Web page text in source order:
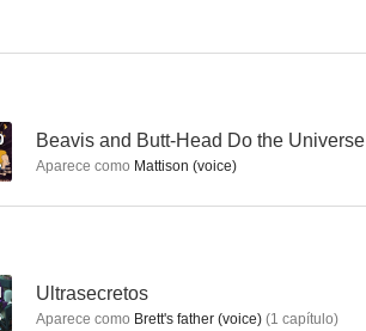
The Closer
Beavis and Butt-Head Do the Universe
Aparece como Mattison (voice)
Ultrasecretos
Aparece como Brett's father (voice) (1 capítulo)